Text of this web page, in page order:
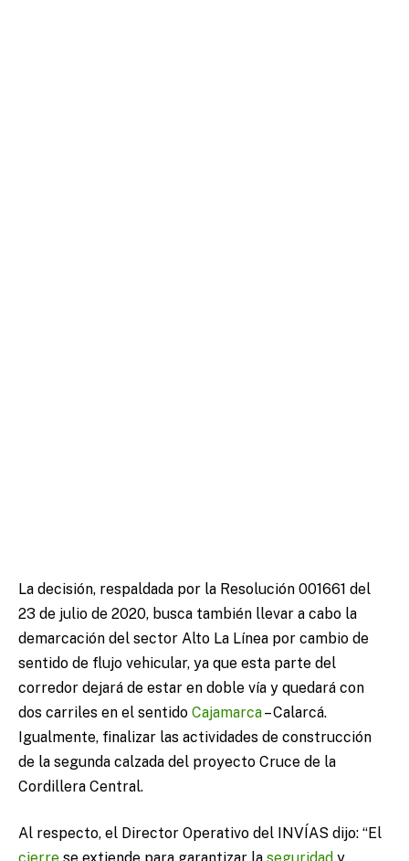
La decisión, respaldada por la Resolución 001661 del
23 de julio de 2020, busca también llevar a cabo la
demarcación del sector Alto La Línea por cambio de
sentido de flujo vehicular, ya que esta parte del
corredor dejará de estar en doble vía y quedará con
dos carriles en el sentido Cajamarca– Calarcá.
Igualmente, finalizar las actividades de construcción
de la segunda calzada del proyecto Cruce de la
Cordillera Central.
Al respecto, el Director Operativo del INVÍAS dijo: “El